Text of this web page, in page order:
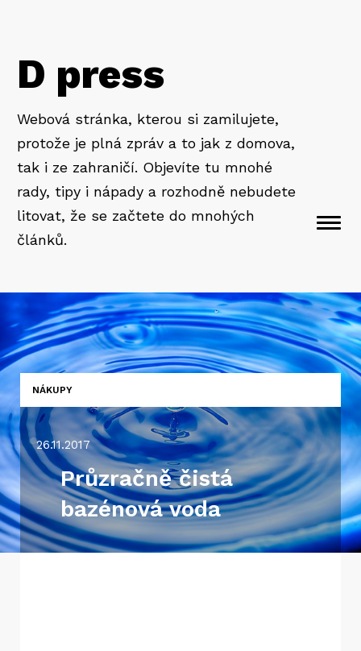
D press
Webová stránka, kterou si zamilujete,
protože je plná zpráv a to jak z domova,
tak i ze zahraničí. Objevíte tu mnohé
rady, tipy i nápady a rozhodně nebudete
litovat, že se začtete do mnohých
článků.
NÁKUPY
26.11.2017
Průzračně čistá
bazénová voda